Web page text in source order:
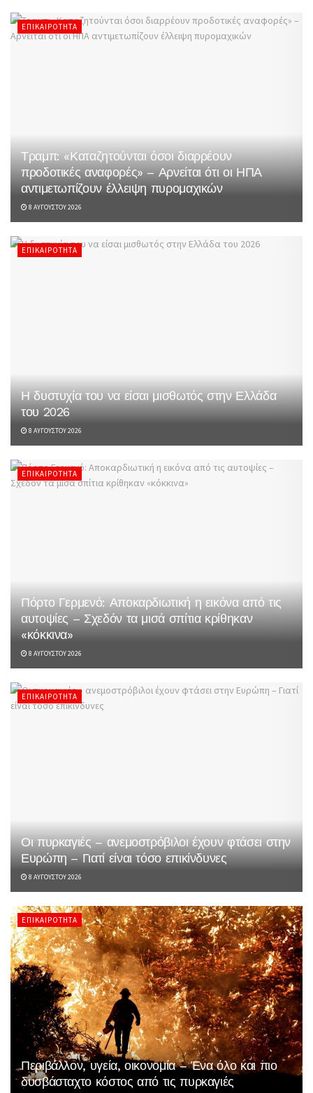
ΕΠΙΚΑΙΡΌΤΗΤΑ
Τραμπ: «Καταζητούνται όσοι διαρρέουν
προδοτικές αναφορές» – Αρνείται ότι οι ΗΠΑ
αντιμετωπίζουν έλλειψη πυρομαχικών
8 ΑΥΓΟΎΣΤΟΥ 2026
ΕΠΙΚΑΙΡΌΤΗΤΑ
Η δυστυχία του να είσαι μισθωτός στην Ελλάδα
του 2026
8 ΑΥΓΟΎΣΤΟΥ 2026
ΕΠΙΚΑΙΡΌΤΗΤΑ
Πόρτο Γερμενό: Αποκαρδιωτική η εικόνα από τις
αυτοψίες – Σχεδόν τα μισά σπίτια κρίθηκαν
«κόκκινα»
8 ΑΥΓΟΎΣΤΟΥ 2026
ΕΠΙΚΑΙΡΌΤΗΤΑ
Οι πυρκαγιές – ανεμοστρόβιλοι έχουν φτάσει στην
Ευρώπη – Γιατί είναι τόσο επικίνδυνες
8 ΑΥΓΟΎΣΤΟΥ 2026
ΕΠΙΚΑΙΡΌΤΗΤΑ
Περιβάλλον, υγεία, οικονομία – Ένα όλο και πιο
δυσβάσταχτο κόστος από τις πυρκαγιές